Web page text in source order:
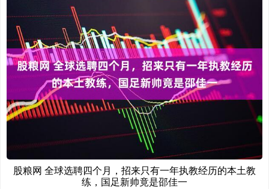
股粮网 全球选聘四个月，招来只有一年执教经历的本土教
练，国足新帅竟是邵佳一